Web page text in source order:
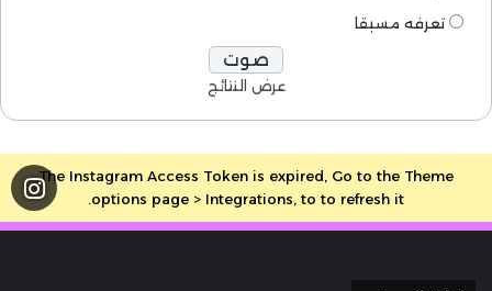
تعرفه مسبقا
عرض النتائج
The Instagram Access Token is expired, Go to the Theme
options page > Integrations, to to refresh it.